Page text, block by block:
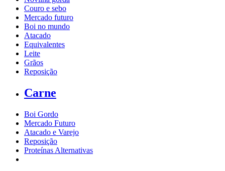
Couro e sebo
Mercado futuro
Boi no mundo
Atacado
Equivalentes
Leite
Grãos
Reposição
Carne
Boi Gordo
Mercado Futuro
Atacado e Varejo
Reposição
Proteínas Alternativas